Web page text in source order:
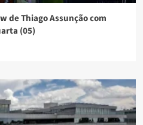
de Thiago Assunção com
(05)